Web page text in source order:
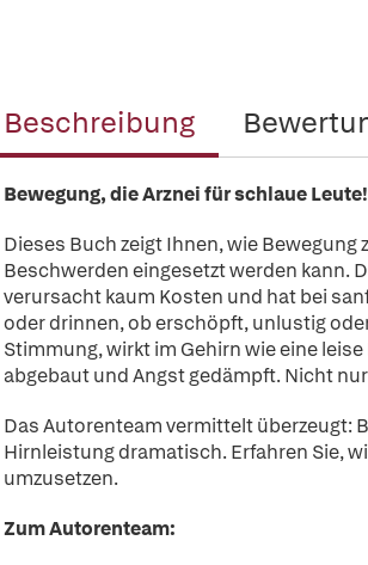
Beschreibung
Bewegung, die Arznei für schlaue Leute!
Dieses Buch zeigt Ihnen, wie
Beschwerden eingesetzt werden kann.
verursacht kaum Kosten und hat bei
oder drinnen, ob erschöpft, unlustig
Stimmung, wirkt im Gehirn wie eine
abgebaut und Angst gedämpft. Nicht
Das Autorenteam vermittelt überzeugt:
Hirnleistung dramatisch. Erfahren Sie,
umzusetzen.
Zum Autorenteam: